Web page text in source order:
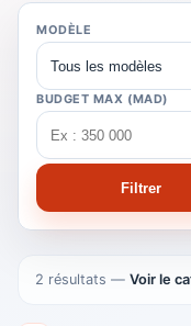
MODÈLE
BUDGET MAX (MAD)
Filtrer
2 résultats — Voir le